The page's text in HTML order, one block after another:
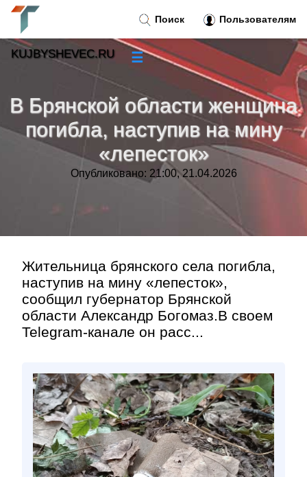
В Брянской области женщина
погибла, наступив на мину
«лепесток»
Опубликовано: 21:00, 21.04.2026
Жительница брянского села погибла,
наступив на мину «лепесток»,
сообщил губернатор Брянской
области Александр Богомаз.В своем
Telegram-канале он расс...
Поиск Пользователям
KUJBYSHEVEC.RU ☰
Новости»
Тренды новостей»
Рубрики»
Контакт»